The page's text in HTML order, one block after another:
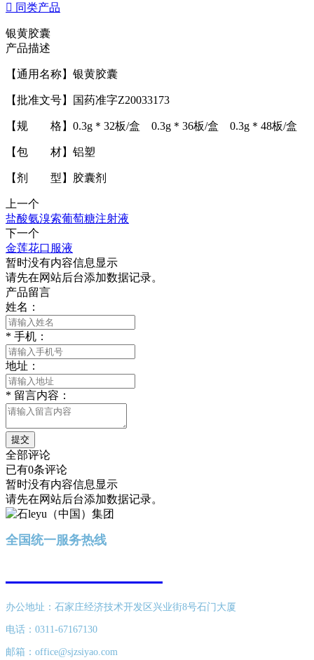
 同类产品
银黄胶囊
产品描述
【通用名称】银黄胶囊
【批准文号】国药准字Z20033173
【规 格】0.3g＊32板/盒 0.3g＊36板/盒 0.3g＊48板/盒
【包 材】铝塑
【剂 型】胶囊剂
上一个
盐酸氨溴索葡萄糖注射液
下一个
金莲花口服液
暂时没有内容信息显示
请先在网站后台添加数据记录。
产品留言
姓名：
* 手机：
地址：
* 留言内容：
提交
全部评论
已有0条评论
暂时没有内容信息显示
请先在网站后台添加数据记录。
全国统一服务热线
办公地址：石家庄经济技术开发区兴业街8号石门大厦
电话：0311-67167130
邮箱：office@sjzsiyao.com